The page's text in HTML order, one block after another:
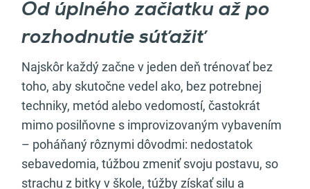
Od úplného začiatku až po
rozhodnutie súťažiť
Najskôr každý začne v jeden deň trénovať bez
toho, aby skutočne vedel ako, bez potrebnej
techniky, metód alebo vedomostí, častokrát
mimo posilňovne s improvizovaným vybavením
– poháňaný rôznymi dôvodmi: nedostatok
sebavedomia, túžbou zmeniť svoju postavu, so
strachu z bitky v škole, túžby získať silu a